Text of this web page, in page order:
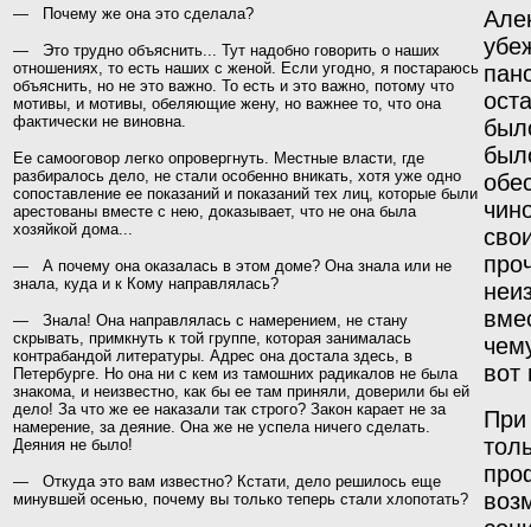
— Почему же она это сделала?
— Это трудно объяснить... Тут надобно говорить о наших
отношениях, то есть наших с женой. Если угодно, я постараюсь
объяснить, но не это важно. То есть и это важно, потому что
мотивы, и мотивы, обеляющие жену, но важнее то, что она
фактически не виновна.
Ее самооговор легко опровергнуть. Местные власти, где
разбиралось дело, не стали особенно вникать, хотя уже одно
сопоставление ее показаний и показаний тех лиц, которые были
арестованы вместе с нею, доказывает, что не она была
хозяйкой дома...
— А почему она оказалась в этом доме? Она знала или не
знала, куда и к Кому направлялась?
— Знала! Она направлялась с намерением, не стану
скрывать, примкнуть к той группе, которая занималась
контрабандой литературы. Адрес она достала здесь, в
Петербурге. Но она ни с кем из тамошних радикалов не была
знакома, и неизвестно, как бы ее там приняли, доверили бы ей
дело! За что же ее наказали так строго? Закон карает не за
намерение, за деяние. Она же не успела ничего сделать.
Деяния не было!
— Откуда это вам известно? Кстати, дело решилось еще
минувшей осенью, почему вы только теперь стали хлопотать?
вот